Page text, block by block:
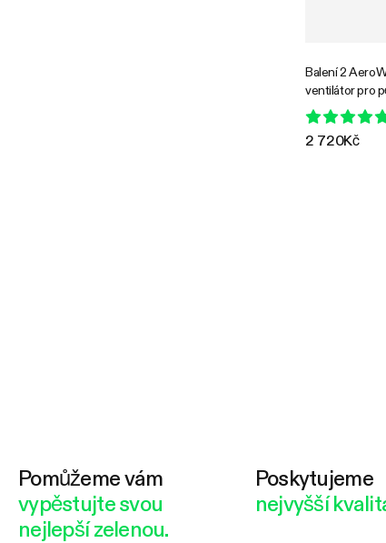
Balení 2
ventilátor pro
EC motor,
výkonný
2 720Kč
Pomůžeme vám
vypěstujte svou
nejlepší zelenou.
Poskytujeme
nejvyšší